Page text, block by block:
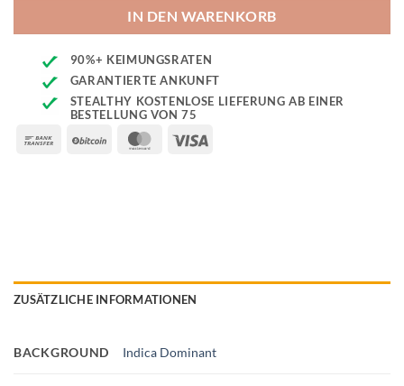
IN DEN WARENKORB
90%+ KEIMUNGSRATEN
GARANTIERTE ANKUNFT
STEALTHY KOSTENLOSE LIEFERUNG AB EINER
BESTELLUNG VON 75
Bank
BitCoin MasterCard
ZUSÄTZLICHE INFORMATIONEN
BACKGROUND Indica Dominant